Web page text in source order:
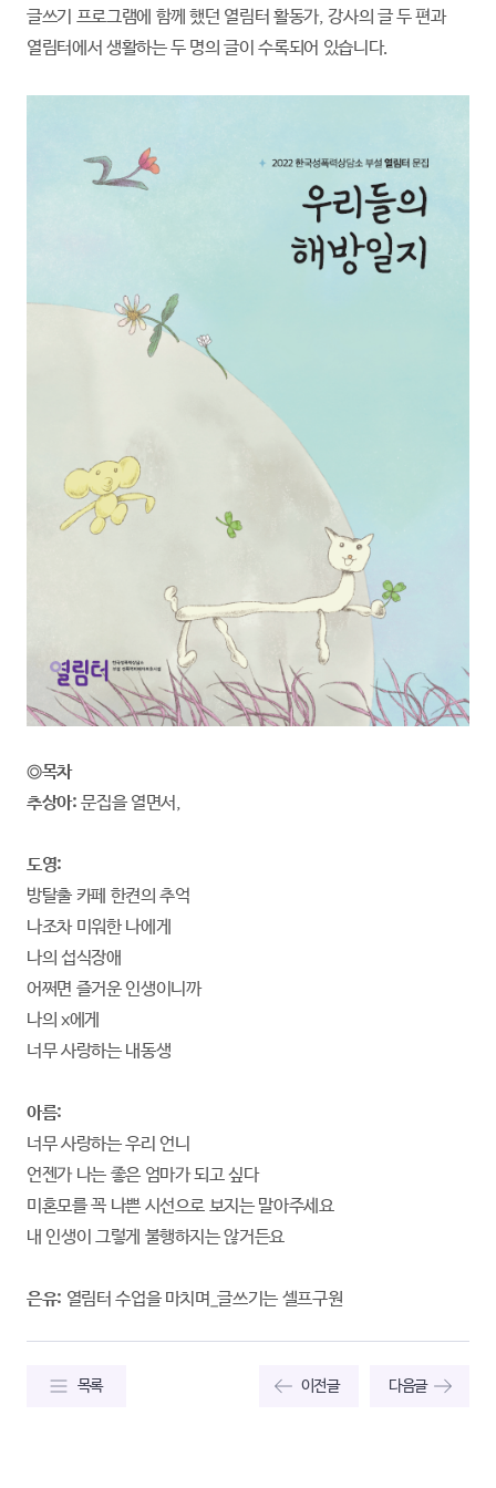
글쓰기 프로그램에 함께 했던 열림터 활동가, 강사의 글 두 편과
열림터에서 생활하는 두 명의 글이 수록되어 있습니다.
◎목차
추상아: 문집을 열면서,
도영:
방탈출 카페 한켠의 추억
나조차 미워한 나에게
나의 섭식장애
어쩌면 즐거운 인생이니까
나의 x에게
너무 사랑하는 내동생
아름:
너무 사랑하는 우리 언니
언젠가 나는 좋은 엄마가 되고 싶다
미혼모를 꼭 나쁜 시선으로 보지는 말아주세요
내 인생이 그렇게 불행하지는 않거든요
은유: 열림터 수업을 마치며_글쓰기는 셀프구원
목록 이전글 다음글